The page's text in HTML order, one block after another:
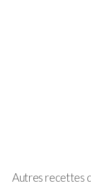
Autres recettes